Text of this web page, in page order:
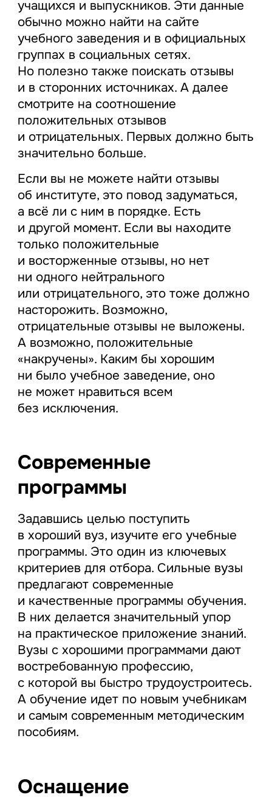
учащихся и выпускников. Эти данные
обычно можно найти на сайте
учебного заведения и в официальных
группах в социальных сетях.
Но полезно также поискать отзывы
и в сторонних источниках. А далее
смотрите на соотношение
положительных отзывов
и отрицательных. Первых должно быть
значительно больше.
Если вы не можете найти отзывы
об институте, это повод задуматься,
а всё ли с ним в порядке. Есть
и другой момент. Если вы находите
только положительные
и восторженные отзывы, но нет
ни одного нейтрального
или отрицательного, это тоже должно
насторожить. Возможно,
отрицательные отзывы не выложены.
А возможно, положительные
«накручены». Каким бы хорошим
ни было учебное заведение, оно
не может нравиться всем
без исключения.
Современные
программы
Задавшись целью поступить
в хороший вуз, изучите его учебные
программы. Это один из ключевых
критериев для отбора. Сильные вузы
предлагают современные
и качественные программы обучения.
В них делается значительный упор
на практическое приложение знаний.
Вузы с хорошими программами дают
востребованную профессию,
с которой вы быстро трудоустроитесь.
А обучение идет по новым учебникам
и самым современным методическим
пособиям.
Оснащение